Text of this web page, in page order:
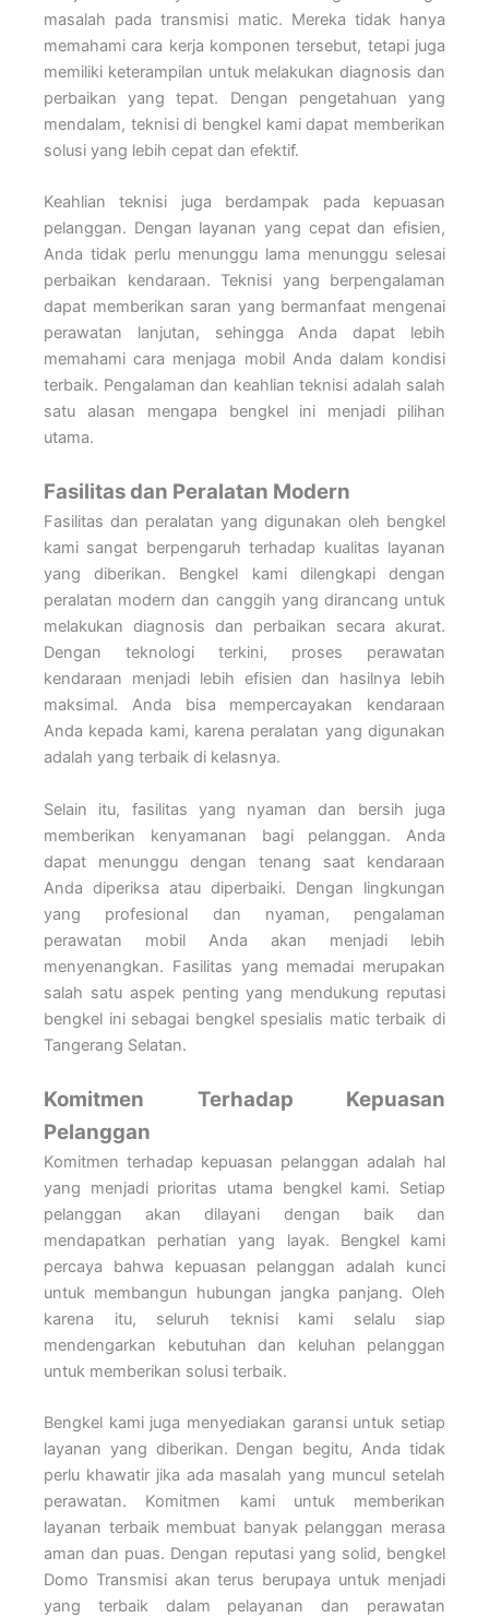
masalah pada transmisi matic. Mereka tidak hanya
memahami cara kerja komponen tersebut, tetapi juga
memiliki keterampilan untuk melakukan diagnosis dan
perbaikan yang tepat. Dengan pengetahuan yang
mendalam, teknisi di bengkel kami dapat memberikan
solusi yang lebih cepat dan efektif.
Keahlian teknisi juga berdampak pada kepuasan
pelanggan. Dengan layanan yang cepat dan efisien,
Anda tidak perlu menunggu lama menunggu selesai
perbaikan kendaraan. Teknisi yang berpengalaman
dapat memberikan saran yang bermanfaat mengenai
perawatan lanjutan, sehingga Anda dapat lebih
memahami cara menjaga mobil Anda dalam kondisi
terbaik. Pengalaman dan keahlian teknisi adalah salah
satu alasan mengapa bengkel ini menjadi pilihan
utama.
Fasilitas dan Peralatan Modern
Fasilitas dan peralatan yang digunakan oleh bengkel
kami sangat berpengaruh terhadap kualitas layanan
yang diberikan. Bengkel kami dilengkapi dengan
peralatan modern dan canggih yang dirancang untuk
melakukan diagnosis dan perbaikan secara akurat.
Dengan teknologi terkini, proses perawatan
kendaraan menjadi lebih efisien dan hasilnya lebih
maksimal. Anda bisa mempercayakan kendaraan
Anda kepada kami, karena peralatan yang digunakan
adalah yang terbaik di kelasnya.
Selain itu, fasilitas yang nyaman dan bersih juga
memberikan kenyamanan bagi pelanggan. Anda
dapat menunggu dengan tenang saat kendaraan
Anda diperiksa atau diperbaiki. Dengan lingkungan
yang profesional dan nyaman, pengalaman
perawatan mobil Anda akan menjadi lebih
menyenangkan. Fasilitas yang memadai merupakan
salah satu aspek penting yang mendukung reputasi
bengkel ini sebagai bengkel spesialis matic terbaik di
Tangerang Selatan.
Komitmen Terhadap Kepuasan
Pelanggan
Komitmen terhadap kepuasan pelanggan adalah hal
yang menjadi prioritas utama bengkel kami. Setiap
pelanggan akan dilayani dengan baik dan
mendapatkan perhatian yang layak. Bengkel kami
percaya bahwa kepuasan pelanggan adalah kunci
untuk membangun hubungan jangka panjang. Oleh
karena itu, seluruh teknisi kami selalu siap
mendengarkan kebutuhan dan keluhan pelanggan
untuk memberikan solusi terbaik.
Bengkel kami juga menyediakan garansi untuk setiap
layanan yang diberikan. Dengan begitu, Anda tidak
perlu khawatir jika ada masalah yang muncul setelah
perawatan. Komitmen kami untuk memberikan
layanan terbaik membuat banyak pelanggan merasa
aman dan puas. Dengan reputasi yang solid, bengkel
Domo Transmisi akan terus berupaya untuk menjadi
yang terbaik dalam pelayanan dan perawatan